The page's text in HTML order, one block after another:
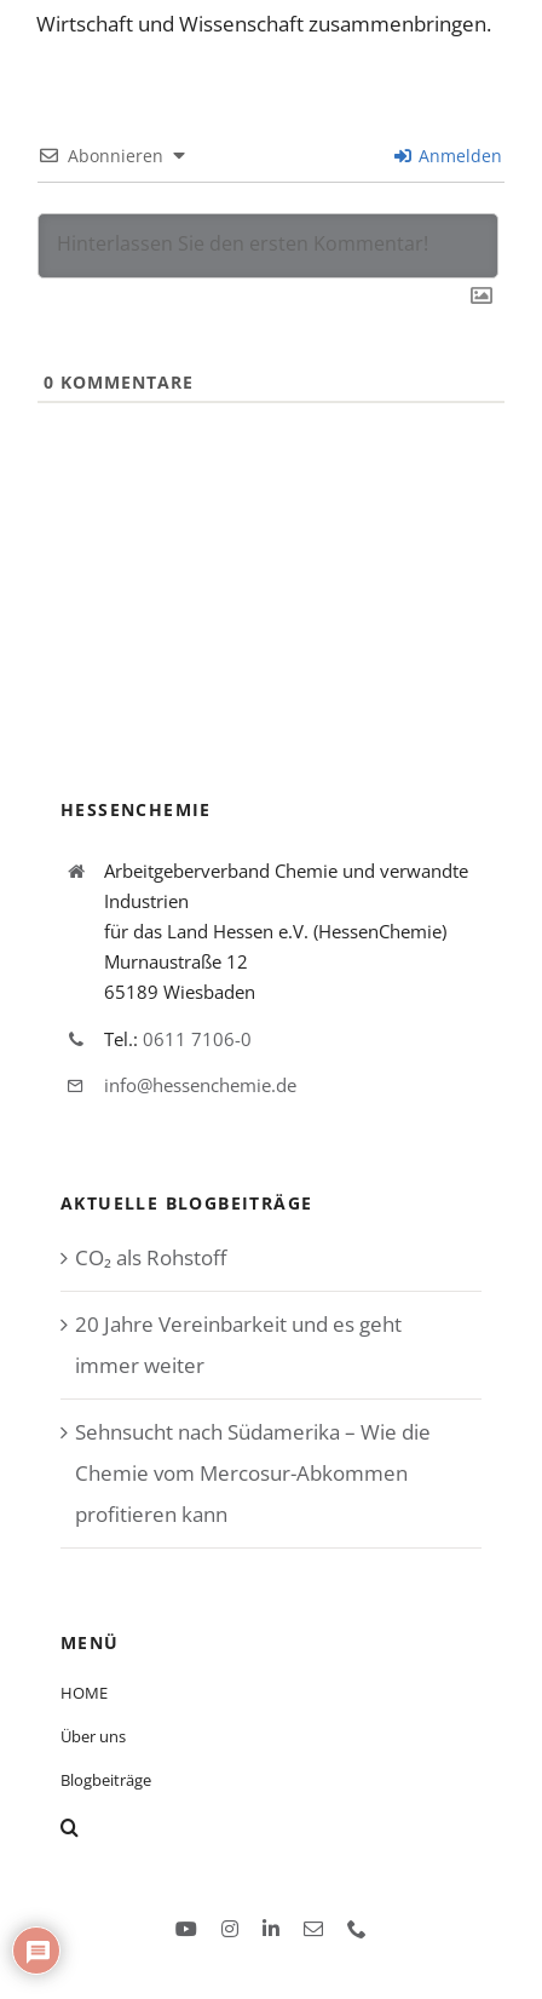
Wirtschaft und Wissenschaft zusammenbringen.
Abonnieren Anmelden
0 KOMMENTARE
HESSENCHEMIE
Arbeitgeberverband Chemie und verwandte
Industrien
für das Land Hessen e.V. (HessenChemie)
Murnaustraße 12
65189 Wiesbaden
Tel.: 0611 7106-0
info@hessenchemie.de
AKTUELLE BLOGBEITRÄGE
CO₂ als Rohstoff
20 Jahre Vereinbarkeit und es geht
immer weiter
Sehnsucht nach Südamerika – Wie die
Chemie vom Mercosur-Abkommen
profitieren kann
MENÜ
HOME
Über uns
Blogbeiträge